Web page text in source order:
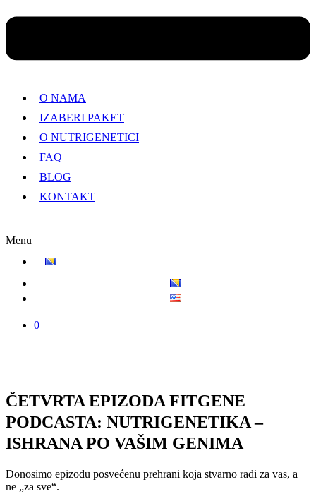
O NAMA
IZABERI PAKET
O NUTRIGENETICI
FAQ
BLOG
KONTAKT
Menu
0
ČETVRTA EPIZODA FITGENE
PODCASTA: NUTRIGENETIKA –
ISHRANA PO VAŠIM GENIMA
Donosimo epizodu posvećenu prehrani koja stvarno radi za vas, a
ne „za sve“.